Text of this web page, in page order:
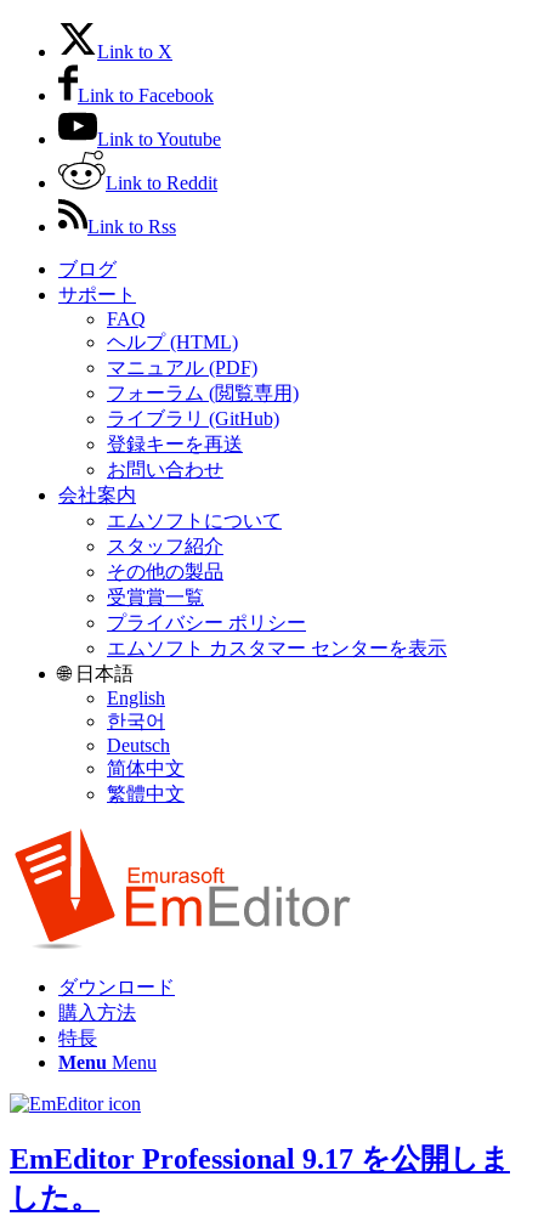
Link to X
Link to Facebook
Link to Youtube
Link to Reddit
Link to Rss
ブログ
サポート
FAQ
ヘルプ (HTML)
マニュアル (PDF)
フォーラム (閲覧専用)
ライブラリ (GitHub)
登録キーを再送
お問い合わせ
会社案内
エムソフトについて
スタッフ紹介
その他の製品
受賞賞一覧
プライバシー ポリシー
エムソフト カスタマー センターを表示
🌐 日本語
English
한국어
Deutsch
简体中文
繁體中文
ダウンロード
購入方法
特長
Menu Menu
EmEditor Professional 9.17 を公開しま
した。